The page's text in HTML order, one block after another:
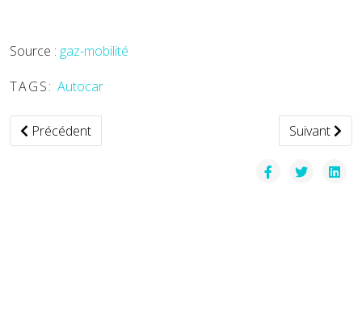
Source : gaz-mobilité
TAGS: Autocar
Article précédent : Innovations aérospatiales marquantes :
Précédent Article
Suivant